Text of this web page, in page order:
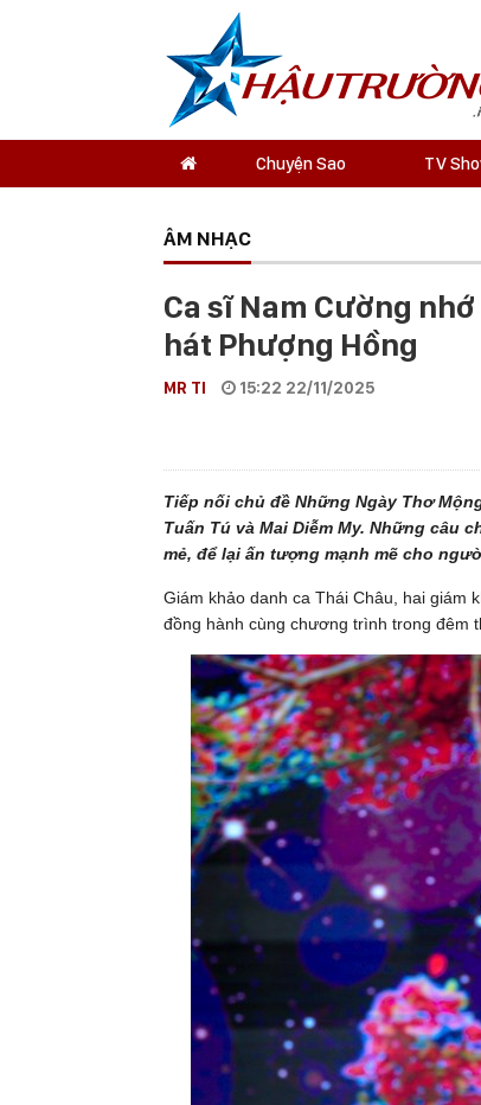
Chuyện Sao TV
ÂM NHẠC
Ca sĩ Nam Cường
hát Phượng Hồng
MR TI 15:22 22/11/2025
Tiếp nối chủ đề Những Ngày Thơ
Tuấn Tú và Mai Diễm My. Những câu
mẻ, để lại ấn tượng mạnh mẽ cho
Giám khảo danh ca Thái Châu, hai giám
đồng hành cùng chương trình trong đêm